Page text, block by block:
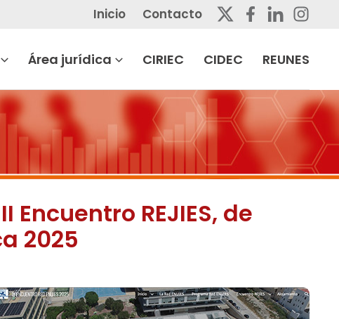
Inicio Contacto
Área jurídica CIRIEC CIDEC REUNES
REJIES, de
2025